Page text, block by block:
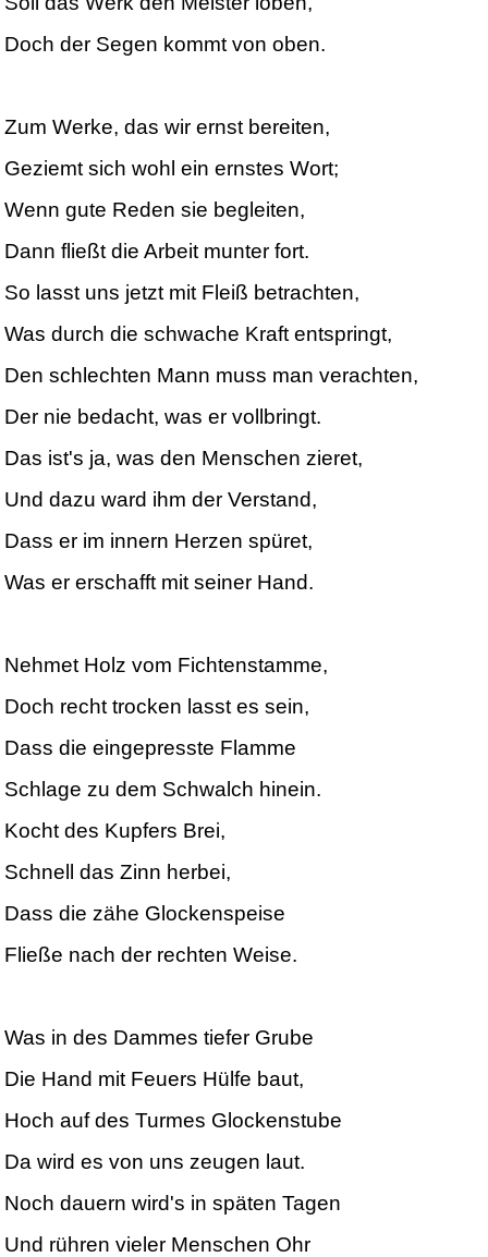
Doch der Segen kommt von oben.
Zum Werke, das wir ernst bereiten,
Geziemt sich wohl ein ernstes Wort;
Wenn gute Reden sie begleiten,
Dann fließt die Arbeit munter fort.
So lasst uns jetzt mit Fleiß betrachten,
Was durch die schwache Kraft entspringt,
Den schlechten Mann muss man verachten,
Der nie bedacht, was er vollbringt.
Das ist's ja, was den Menschen zieret,
Und dazu ward ihm der Verstand,
Dass er im innern Herzen spüret,
Was er erschafft mit seiner Hand.
Nehmet Holz vom Fichtenstamme,
Doch recht trocken lasst es sein,
Dass die eingepresste Flamme
Schlage zu dem Schwalch hinein.
Kocht des Kupfers Brei,
Schnell das Zinn herbei,
Dass die zähe Glockenspeise
Fließe nach der rechten Weise.
Was in des Dammes tiefer Grube
Die Hand mit Feuers Hülfe baut,
Hoch auf des Turmes Glockenstube
Da wird es von uns zeugen laut.
Noch dauern wird's in späten Tagen
Und rühren vieler Menschen Ohr